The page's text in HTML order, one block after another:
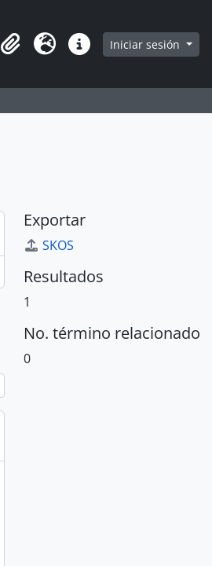
Portapapeles
Idioma Enlaces rápidos
Iniciar sesión
Exportar
SKOS
Resultados
1
No. término relacionado
0